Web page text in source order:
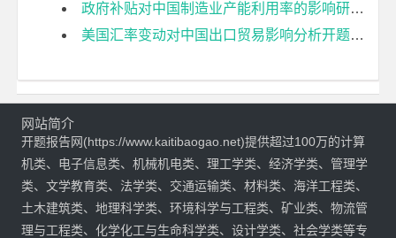
政府补贴对中国制造业产能利用率的影响研究开题报告
美国汇率变动对中国出口贸易影响分析开题报告
网站简介
开题报告网(https://www.kaitibaogao.net)提供超过100万的计算
机类、电子信息类、机械机电类、理工学类、经济学类、管理学
类、文学教育类、法学类、交通运输类、材料类、海洋工程类、
土木建筑类、地理科学类、环境科学与工程类、矿业类、物流管
理与工程类、化学化工与生命科学类、设计学类、社会学类等专